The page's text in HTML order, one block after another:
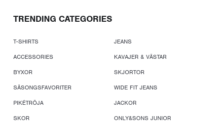
TRENDING CATEGORIES
T-SHIRTS
JEANS
ACCESSORIES
KAVAJER & VÄSTAR
BYXOR
SKJORTOR
SÄSONGSFAVORITER
WIDE FIT JEANS
PIKÉTRÖJA
JACKOR
SKOR
ONLY&SONS JUNIOR